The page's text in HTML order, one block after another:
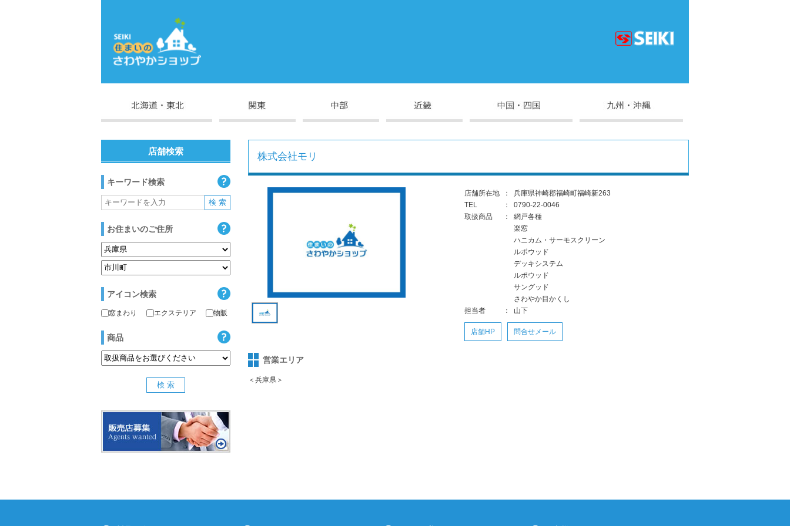
株式会社モリ
店舗所在地 ：
兵庫県神崎郡福崎町福崎新263
TEL
：
0790-22-0046
取扱商品
：
網戸各種
楽窓
ハニカム・サーモスクリーン
ルポウッド
デッキシステム
ルポウッド
サングッド
さわやか目かくし
担当者
： 山下
店舗HP 問合せメール
営業エリア
＜兵庫県＞
店舗検索
キーワード検索
お住まいのご住所
アイコン検索
窓まわり エクステリア 物販
商品